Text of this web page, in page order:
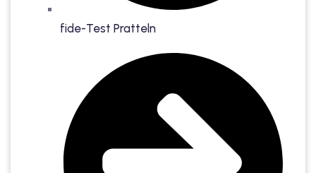
fide-Test Pratteln